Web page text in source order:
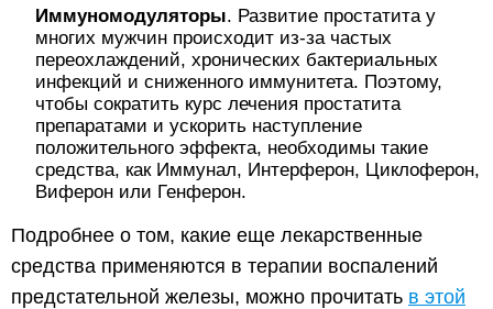
Иммуномодуляторы. Развитие простатита у
многих мужчин происходит из-за частых
переохлаждений, хронических бактериальных
инфекций и сниженного иммунитета. Поэтому,
чтобы сократить курс лечения простатита
препаратами и ускорить наступление
положительного эффекта, необходимы такие
средства, как Иммунал, Интерферон, Циклоферон,
Виферон или Генферон.
Подробнее о том, какие еще лекарственные
средства применяются в терапии воспалений
предстательной железы, можно прочитать в этой